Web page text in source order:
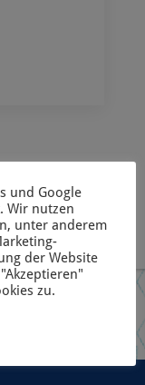
und Google
Wir nutzen
unter anderem
der Website
zu.